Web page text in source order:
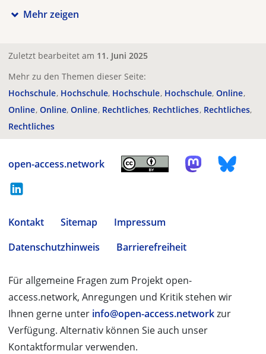
Mehr zeigen
Zuletzt bearbeitet am 11. Juni 2025
Mehr zu den Themen dieser Seite:
Hochschule Hochschule Hochschule Hochschule Online
Online Online Online Rechtliches Rechtliches Rechtliches
Rechtliches
open-access.network
Kontakt Sitemap
Impressum
Datenschutzhinweis
Barrierefreiheit
Für allgemeine Fragen zum Projekt open-
access.network, Anregungen und Kritik stehen wir
Ihnen gerne unter info@open-access.networkzur
Verfügung. Alternativ können Sie auch unser
Kontaktformular verwenden.